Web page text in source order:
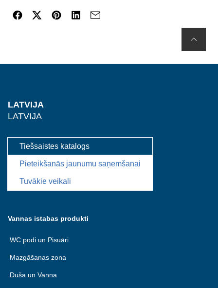
LATVIJA
LATVIJA
Tiešsaistes katalogs
Pieteikšanās jaunumu saņemšanai
Tuvākie veikali
Vannas istabas produkti
WC podi un Pisuāri
Mazgāšanas zona
Duša un Vanna